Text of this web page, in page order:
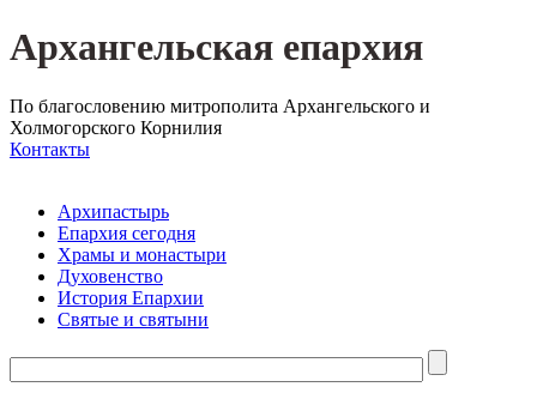
Архангельская епархия
По благословению митрополита Архангельского и
Холмогорского Корнилия
Контакты
Архипастырь
Епархия сегодня
Храмы и монастыри
Духовенство
История Епархии
Святые и святыни